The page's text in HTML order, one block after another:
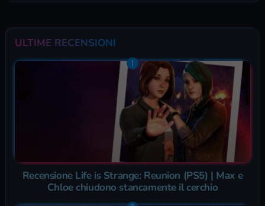
ULTIME RECENSIONI
Recensione Life is Strange: Reunion (PS5) | Max e
Chloe chiudono stancamente il cerchio